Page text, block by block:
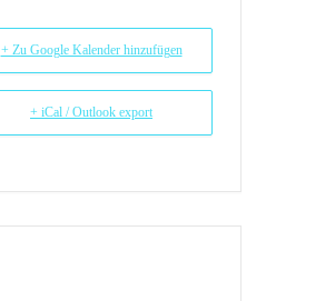
+ Zu Google Kalender hinzufügen
+ iCal / Outlook export